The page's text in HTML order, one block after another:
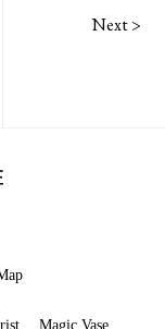
Next>
Magic Vase